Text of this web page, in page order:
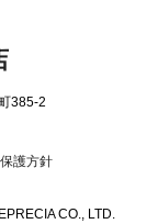
385-2
護方針
CO., LTD.